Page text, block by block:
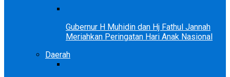
Gubernur H Muhidin dan Hj Fathul Jannah
Meriahkan Peringatan Hari Anak Nasional
Daerah